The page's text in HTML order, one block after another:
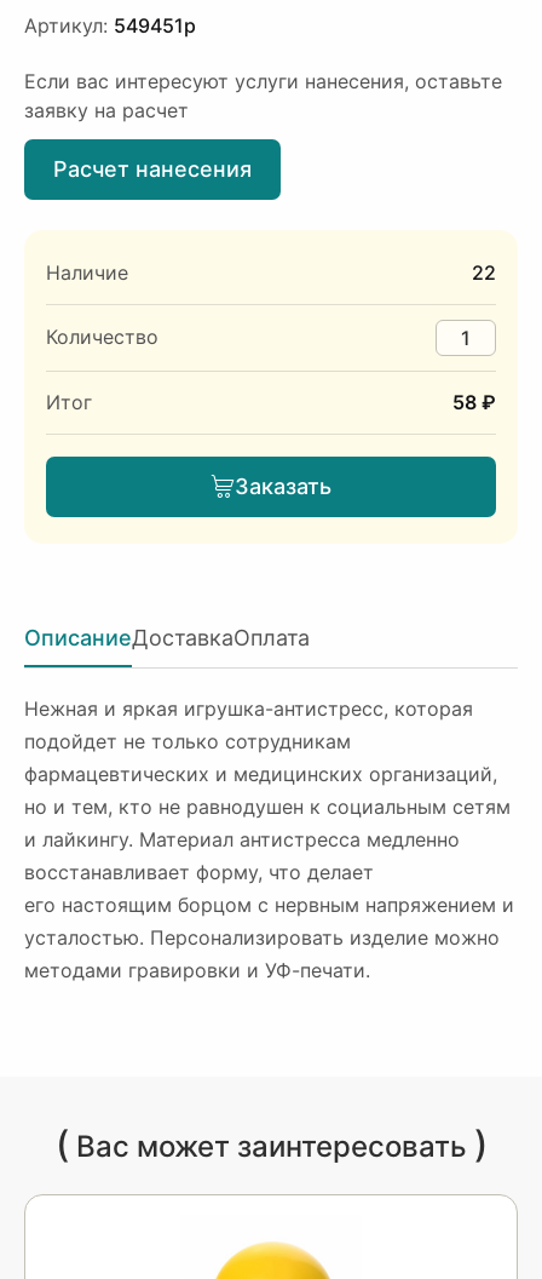
Артикул: 549451p
Если вас интересуют услуги нанесения, оставьте
заявку на расчет
Расчет нанесения
Наличие 22
Количество
Итог 58 ₽
Заказать
ОписаниеДоставкаОплата
Нежная и яркая игрушка-антистресс, которая
подойдет не только сотрудникам
фармацевтических и медицинских организаций,
но и тем, кто не равнодушен к социальным сетям
и лайкингу. Материал антистресса медленно
восстанавливает форму, что делает
его настоящим борцом с нервным напряжением и
усталостью. Персонализировать изделие можно
методами гравировки и УФ-печати.
( Вас может заинтересовать )